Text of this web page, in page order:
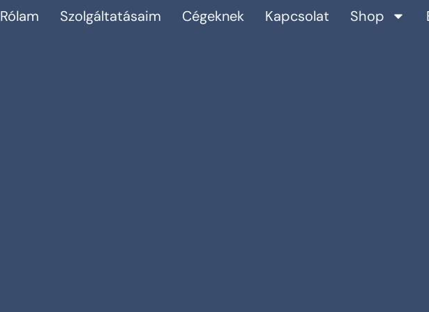
Rólam Szolgáltatásaim Cégeknek Kapcsolat Shop